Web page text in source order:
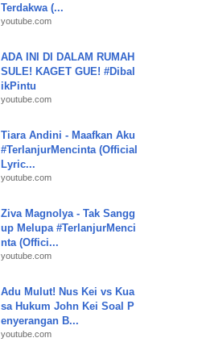
Terdakwa (...
youtube.com
ADA INI DI DALAM RUMAH
SULE! KAGET GUE! #Dibal
ikPintu
youtube.com
Tiara Andini - Maafkan Aku
#TerlanjurMencinta (Official
Lyric...
youtube.com
Ziva Magnolya - Tak Sangg
up Melupa #TerlanjurMenci
nta (Offici...
youtube.com
Adu Mulut! Nus Kei vs Kua
sa Hukum John Kei Soal P
enyerangan B...
youtube.com